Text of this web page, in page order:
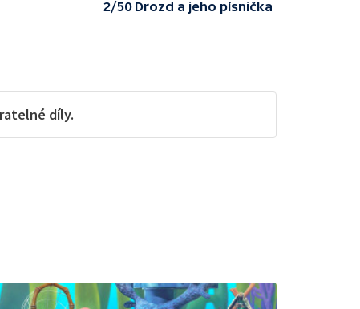
2/50 Drozd a jeho písnička
díly.